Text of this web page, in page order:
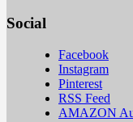
Social
Facebook
Instagram
Pinterest
RSS Feed
AMAZON